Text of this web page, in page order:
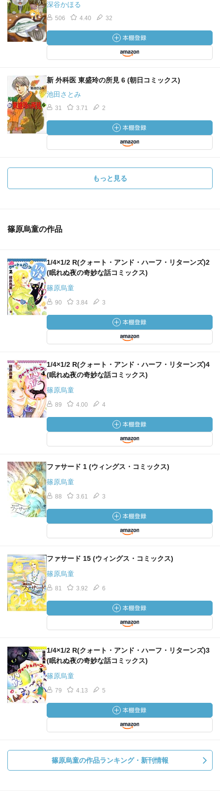
深谷かほる
506 4.40 32
新 外科医 東盛玲の所見 6 (朝日コミックス)
池田さとみ
31 3.71 2
もっと見る
篠原烏童の作品
1/4×1/2 R(クォート・アンド・ハーフ・リターンズ)2
(眠れぬ夜の奇妙な話コミックス)
篠原烏童
90 3.84 3
1/4×1/2 R(クォート・アンド・ハーフ・リターンズ)4
(眠れぬ夜の奇妙な話コミックス)
篠原烏童
89 4.00 4
ファサード 1 (ウィングス・コミックス)
篠原烏童
88 3.61 3
ファサード 15 (ウィングス・コミックス)
篠原烏童
81 3.92 6
1/4×1/2 R(クォート・アンド・ハーフ・リターンズ)3
(眠れぬ夜の奇妙な話コミックス)
篠原烏童
79 4.13 5
篠原烏童の作品ランキング・新刊情報